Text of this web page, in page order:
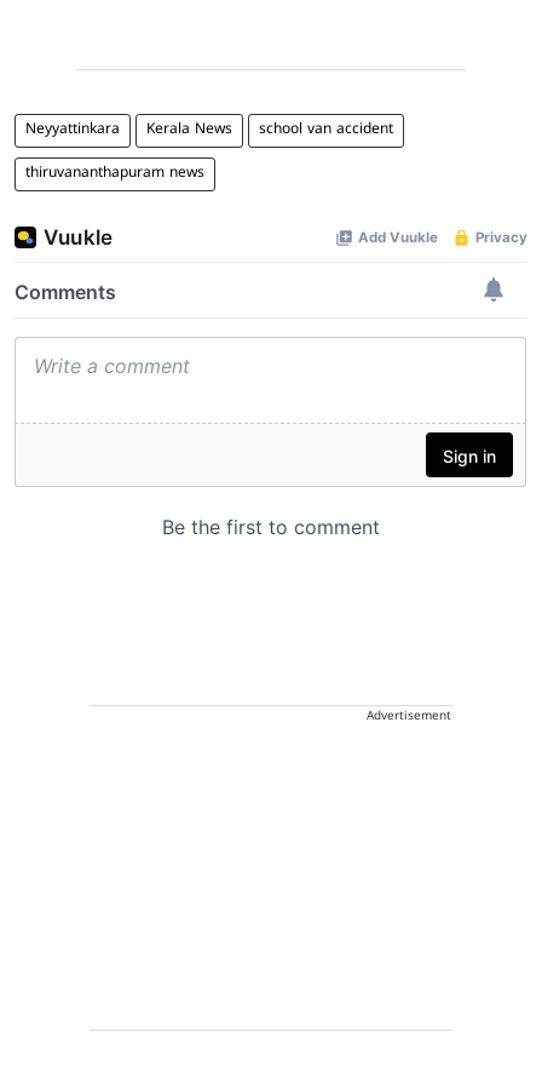
Neyyattinkara Kerala News school van accident
thiruvananthapuram news
Advertisement